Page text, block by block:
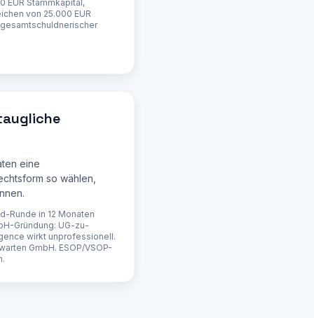
EUR Stammkapital,
von 25.000 EUR
eine
so wählen,
Runde in 12 Monaten
Gründung: UG-zu-
wirkt unprofessionell.
GmbH. ESOP/VSOP-